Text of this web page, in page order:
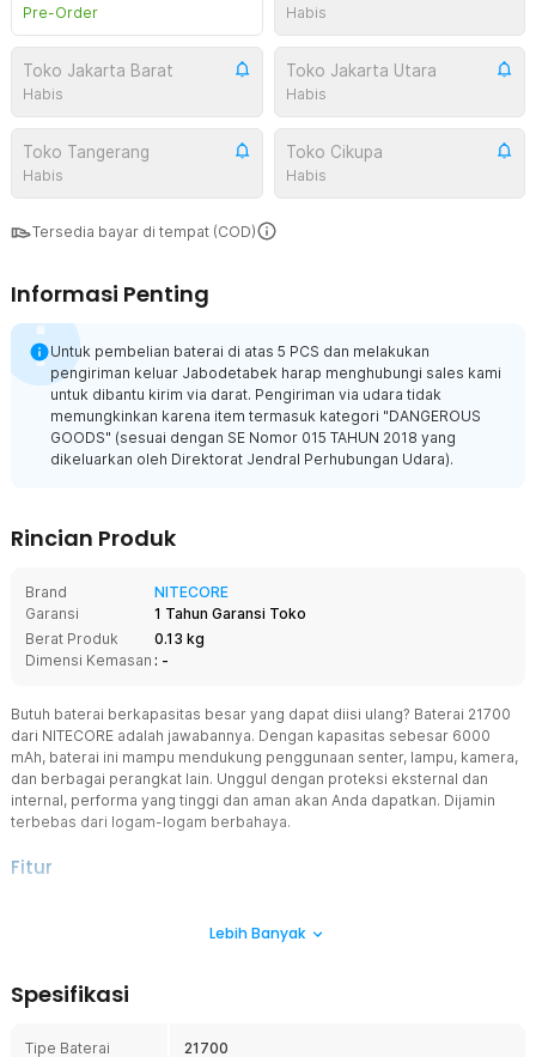
Pre-Order Habis
Toko Jakarta Barat
Habis
Toko Jakarta Utara
Habis
Toko Tangerang
Habis
Toko Cikupa
Habis
Tersedia bayar di tempat (COD)
Informasi Penting
Untuk pembelian baterai di atas 5 PCS dan melakukan
pengiriman keluar Jabodetabek harap menghubungi sales kami
untuk dibantu kirim via darat. Pengiriman via udara tidak
memungkinkan karena item termasuk kategori "DANGEROUS
GOODS" (sesuai dengan SE Nomor 015 TAHUN 2018 yang
dikeluarkan oleh Direktorat Jendral Perhubungan Udara).
Rincian Produk
Brand
NITECORE
Garansi
1 Tahun Garansi Toko
Berat Produk
0.13 kg
Dimensi Kemasan : -
Butuh baterai berkapasitas besar yang dapat diisi ulang? Baterai 21700
dari NITECORE adalah jawabannya. Dengan kapasitas sebesar 6000
mAh, baterai ini mampu mendukung penggunaan senter, lampu, kamera,
dan berbagai perangkat lain. Unggul dengan proteksi eksternal dan
internal, performa yang tinggi dan aman akan Anda dapatkan. Dijamin
terbebas dari logam-logam berbahaya.
Fitur
Baterai Li-ion Anda cepat habis saat digunakan? Tidak perlu resah,
perangkat elektronik dengan daya besar.
Lebih Banyak
Spesifikasi
Tipe Baterai 21700